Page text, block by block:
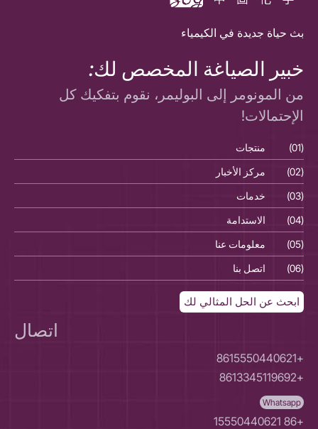
بث حياة جديدة في الكيمياء
خبير الصياغة المخصص لك:
من المونومر إلى البوليمر، نقوم بتفكيك كل
الإحتمالات!
(01) منتجات
(02)
مركز الأخبار
(03)
خدمات
(04)
الاستدامة
(05)
معلومات عنا
(06)
اتصل بنا
ابحث عن الحل المثالي لك
اتصال
+8615550440621
+8613345119692
Whatsapp
+86 15550440621